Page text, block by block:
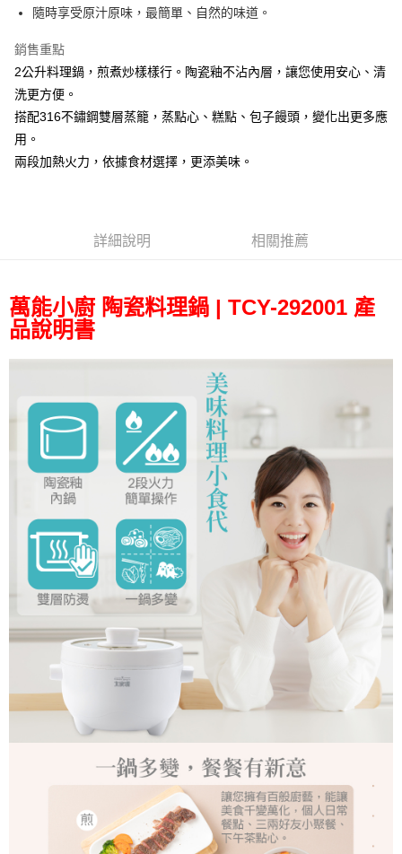
購買商品的店家。未經商家同意取消之訂單仍視為有效，需透過AFTEE先享
※ 交易是否成功請以「AFTEE先享後付 」之結帳頁面顯示為準，若有關於
是否繳費成功／繳費後需取消欲退款等相關疑問，請聯繫「AFTEE先享後付
客戶支援中心」 https://netprotections.freshdesk.com/support/home
１．透過由恩沛科技股份有限公司提供之「AFTEE先享後付」服務完成之交
易，需依本服務之必要範圍內提供個人資料，並將交易相關給付款項請求債
權轉讓予恩沛科技股份有限公司。
２．關於個人資料處理事宜，請瀏覽以下網址：
４．使用「AFTEE先享後付」時，將依據個別帳號之用戶狀況，依本公司即
５．嚴禁一人註冊多個帳號或使用他人資訊註冊。若發現惡意使用之情形，
恩沛科技股份有限公司將有權停止該用戶之使用額度並採取法律行動。
每筆NT$60，滿NT$499(含以上)免運費
付款後7-11取貨
每筆NT$60，滿NT$499(含以上)免運費
宅配
每筆NT$100，滿NT$499(含以上)免運費
隨時享受原汁原味，最簡單、自然的味道。
銷售重點
2公升料理鍋，煎煮炒樣樣行。陶瓷釉不沾內層，讓您使用安心、清
洗更方便。
搭配316不鏽鋼雙層蒸籠，蒸點心、糕點、包子饅頭，變化出更多應
用。
兩段加熱火力，依據食材選擇，更添美味。
詳細說明 相關推薦
萬能小廚 陶瓷料理鍋 | TCY-292001 產
品說明書